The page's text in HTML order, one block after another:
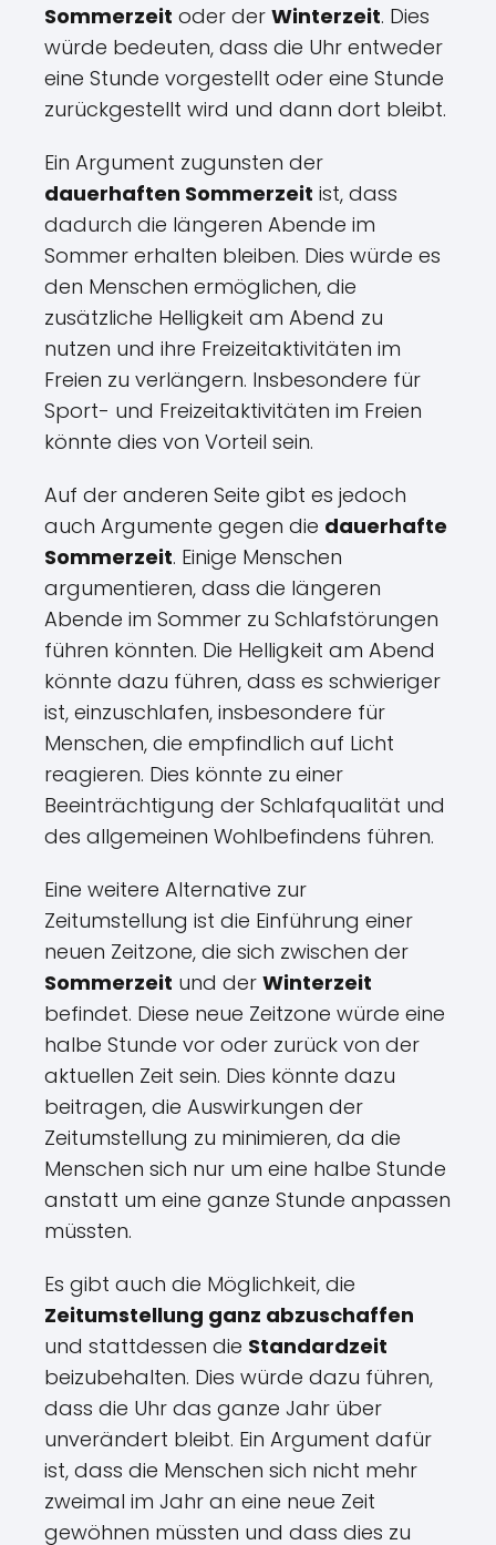
Sommerzeit oder der Winterzeit. Dies
würde bedeuten, dass die Uhr entweder
eine Stunde vorgestellt oder eine Stunde
zurückgestellt wird und dann dort bleibt.
Ein Argument zugunsten der
dauerhaften Sommerzeit ist, dass
dadurch die längeren Abende im
Sommer erhalten bleiben. Dies würde es
den Menschen ermöglichen, die
zusätzliche Helligkeit am Abend zu
nutzen und ihre Freizeitaktivitäten im
Freien zu verlängern. Insbesondere für
Sport- und Freizeitaktivitäten im Freien
könnte dies von Vorteil sein.
Auf der anderen Seite gibt es jedoch
auch Argumente gegen die dauerhafte
Sommerzeit. Einige Menschen
argumentieren, dass die längeren
Abende im Sommer zu Schlafstörungen
führen könnten. Die Helligkeit am Abend
könnte dazu führen, dass es schwieriger
ist, einzuschlafen, insbesondere für
Menschen, die empfindlich auf Licht
reagieren. Dies könnte zu einer
Beeinträchtigung der Schlafqualität und
des allgemeinen Wohlbefindens führen.
Eine weitere Alternative zur
Zeitumstellung ist die Einführung einer
neuen Zeitzone, die sich zwischen der
Sommerzeit und der Winterzeit
befindet. Diese neue Zeitzone würde eine
halbe Stunde vor oder zurück von der
aktuellen Zeit sein. Dies könnte dazu
beitragen, die Auswirkungen der
Zeitumstellung zu minimieren, da die
Menschen sich nur um eine halbe Stunde
anstatt um eine ganze Stunde anpassen
müssten.
Es gibt auch die Möglichkeit, die
Zeitumstellung ganz abzuschaffen
und stattdessen die Standardzeit
beizubehalten. Dies würde dazu führen,
dass die Uhr das ganze Jahr über
unverändert bleibt. Ein Argument dafür
ist, dass die Menschen sich nicht mehr
zweimal im Jahr an eine neue Zeit
gewöhnen müssten und dass dies zu